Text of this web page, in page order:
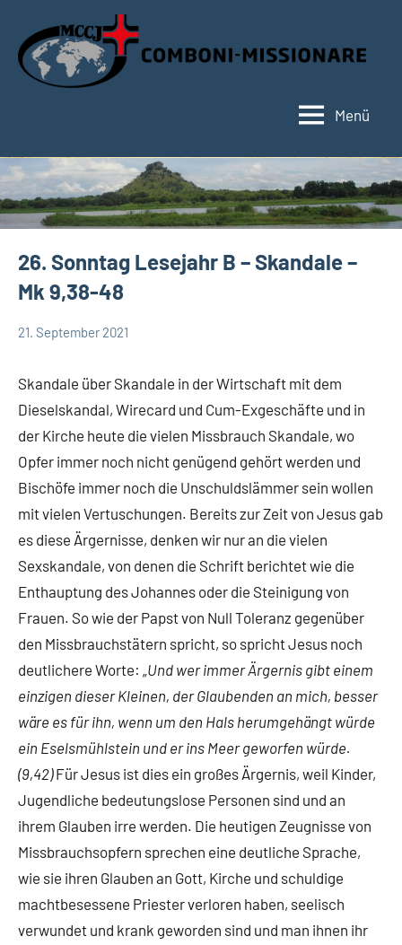
Inhalt
springen
Menü
26. Sonntag Lesejahr B – Skandale –
Mk 9,38-48
App-
21. September 2021
Hubert
Skandale über Skandale in der Wirtschaft mit dem
Dieselskandal, Wirecard und Cum-Exgeschäfte und in
der Kirche heute die vielen Missbrauch Skandale, wo
Opfer immer noch nicht genügend gehört werden und
Bischöfe immer noch die Unschuldslämmer sein wollen
mit vielen Vertuschungen. Bereits zur Zeit von Jesus gab
es diese Ärgernisse, denken wir nur an die vielen
Sexskandale, von denen die Schrift berichtet wie die
Enthauptung des Johannes oder die Steinigung von
Frauen. So wie der Papst von Null Toleranz gegenüber
den Missbrauchstätern spricht, so spricht Jesus noch
deutlichere Worte: „Und wer immer Ärgernis gibt einem
einzigen dieser Kleinen, der Glaubenden an mich, besser
wäre es für ihn, wenn um den Hals herumgehängt würde
ein Eselsmühlstein und er ins Meer geworfen würde.
(9,42)Für Jesus ist dies ein großes Ärgernis, weil Kinder,
Jugendliche bedeutungslose Personen sind und an
ihrem Glauben irre werden. Die heutigen Zeugnisse von
Missbrauchsopfern sprechen eine deutliche Sprache,
wie sie ihren Glauben an Gott, Kirche und schuldige
machtbesessene Priester verloren haben, seelisch
verwundet und krank geworden sind und man ihnen ihr